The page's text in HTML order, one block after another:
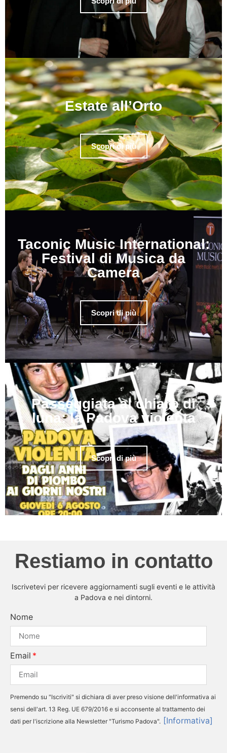
Estate all’Orto
Scopri di più
Taconic Music International:
Festival di Musica da
Camera
Scopri di più
Passeggiata al chiaro di
luna: la Padova violenta
Scopri di più
Restiamo in contatto
Iscrivetevi per ricevere aggiornamenti sugli eventi e le attività
a Padova e nei dintorni.
Nome
Email
Premendo su "Iscriviti" si dichiara di aver preso visione dell'informativa ai
sensi dell'art. 13 Reg. UE 679/2016 e si acconsente al trattamento dei
dati per l'iscrizione alla Newsletter "Turismo Padova". [Informativa]